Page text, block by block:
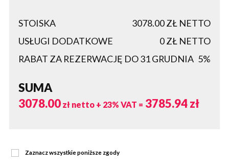
STOISKA 3078.00ZŁ NETTO
USŁUGI DODATKOWE
0ZŁ NETTO
RABAT ZA REZERWACJĘ DO 31 GRUDNIA 5%
SUMA
3078.00zł netto + 23% VAT = 3785.94zł
Zaznacz wszystkie poniższe zgody